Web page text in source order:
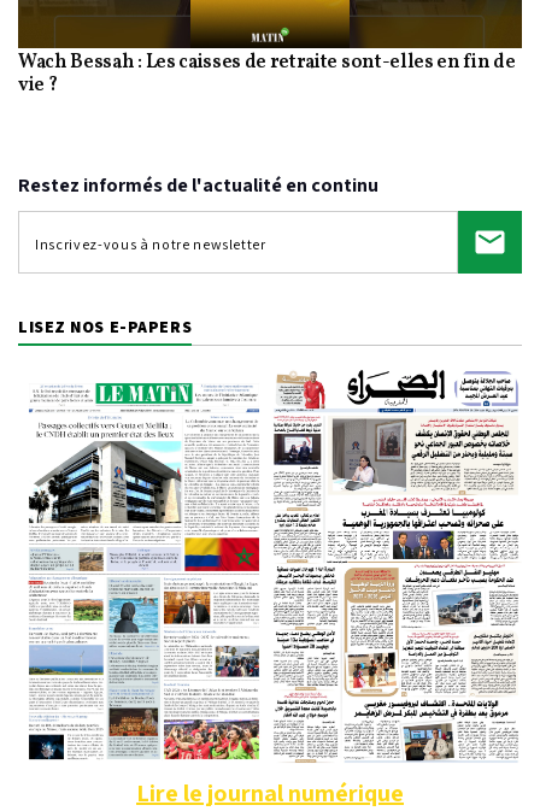
Video
Wach Bessah : Les caisses de retraite sont-elles en fin de
vie ?
Restez informés de l'actualité en continu
LISEZ NOS E-PAPERS
Lire le journal numérique